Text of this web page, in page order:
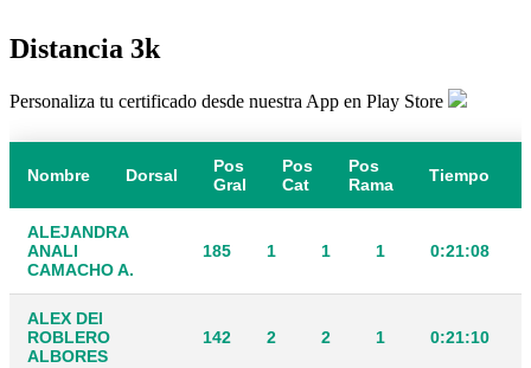
Distancia 3k
Personaliza tu certificado desde nuestra App en Play Store
Nombre Dorsal
Pos
Gral
Pos
Cat
Pos
Rama
Tiempo
ALEJANDRA
ANALI
CAMACHO A.
185 1 1 1 0:21:08
ALEX DEI
ROBLERO
ALBORES
142 2 2 1 0:21:10